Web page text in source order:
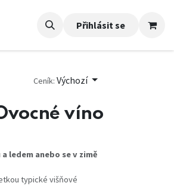
Přihlásit se
Ceník: Výchozí
víno
ledem anebo se v zimě
typické višňové